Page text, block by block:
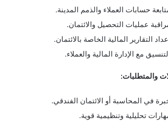
حسابات العملاء والذمم المدينة.
عمليات التحصيل والائتمان.
التقارير المالية الخاصة بالائتمان.
مع الإدارة المالية والعملاء.
والمتطلبات:
في المحاسبة أو الائتمان الفندقي.
تحليلية وتنظيمية قوية.